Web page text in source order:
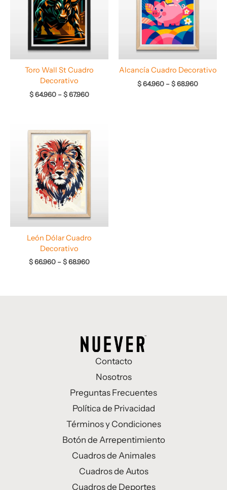
Toro Wall St Cuadro
Decorativo
$64.960 –$67.960
Alcancía Cuadro Decorativo
$64.960 –$68.960
León Dólar Cuadro
Decorativo
$66.960 –$68.960
de
Contacto
Nosotros
Preguntas Frecuentes
Política de Privacidad
Términos y Condiciones
Botón de Arrepentimiento
Cuadros de Animales
Cuadros de Autos
Cuadros de Deportes